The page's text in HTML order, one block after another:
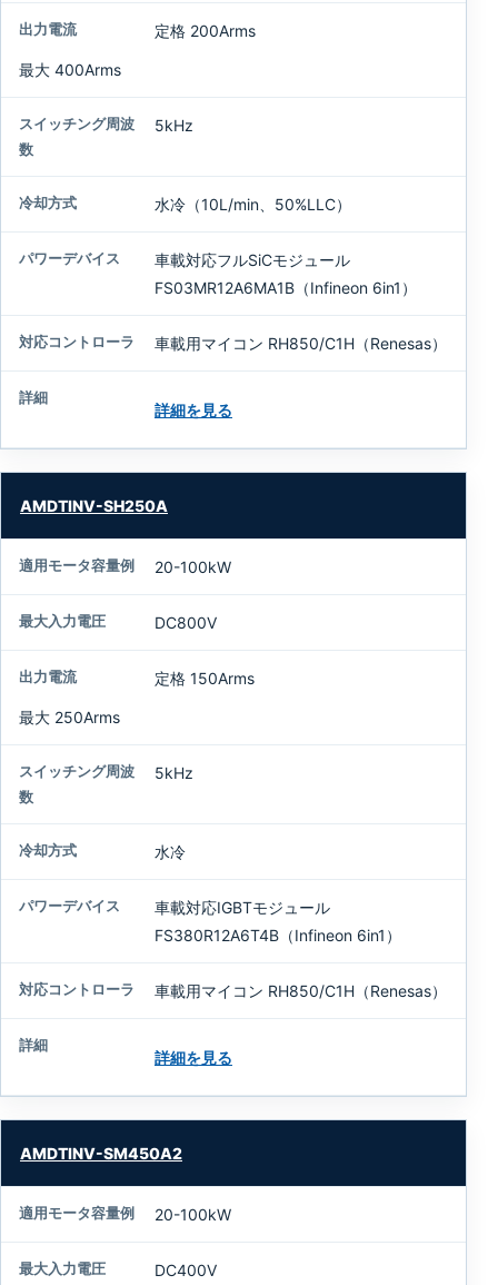
定格 200Arms
最大 400Arms
5kHz
水冷（10L/min、50%LLC）
車載対応フルSiCモジュール
FS03MR12A6MA1B（Infineon 6in1）
車載用マイコン RH850/C1H（Renesas）
詳細を見る
AMDTINV-SH250A
20-100kW
DC800V
定格 150Arms
最大 250Arms
5kHz
水冷
車載対応IGBTモジュール
FS380R12A6T4B（Infineon 6in1）
車載用マイコン RH850/C1H（Renesas）
詳細を見る
AMDTINV-SM450A2
20-100kW
DC400V